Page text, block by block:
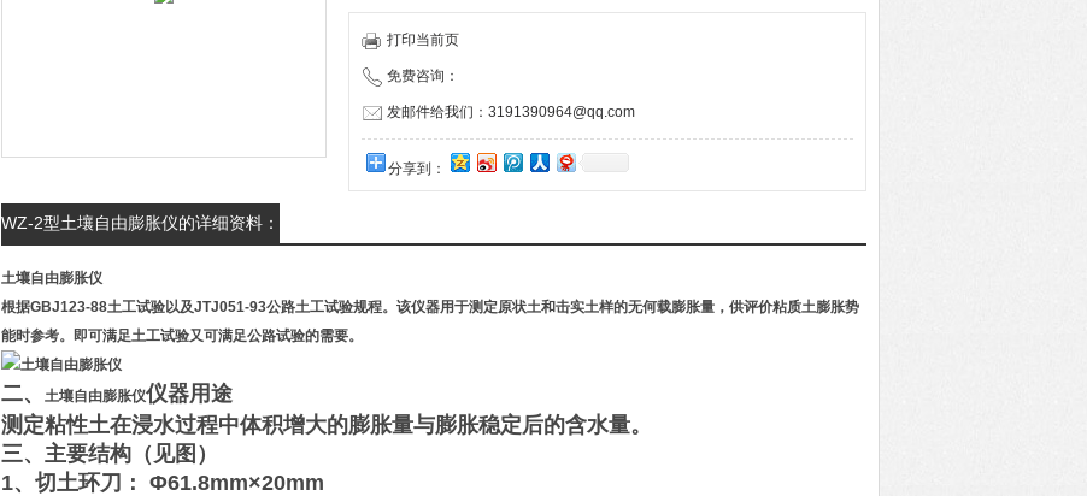
试验又可满足公路试验的需要。
打印当前页
免费咨询：
发邮件给我们：3191390964@qq.com
分享到：
WZ-2型土壤自由膨胀仪的详细资料：
土壤自由膨胀仪
根据GBJ123-88土工试验以及JTJ051-93公路土工试验规程。该仪器用于测定原状土和击实土样的无何载膨胀量，供评价粘质土膨胀势
能时参考。即可满足土工试验又可满足公路试验的需要。
二、 土壤自由膨胀仪仪器用途
测定粘性土在浸水过程中体积增大的膨胀量与膨胀稳定后的含水量。
三、主要结构（见图）
1、切土环刀： Φ61.8mm×20mm